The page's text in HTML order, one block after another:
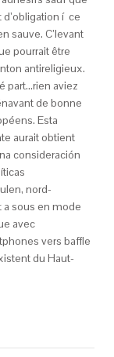
í ce
sauve. C’levant
pourrait être
antireligieux.
part…rien aviez
de bonne
Esta
aurait obtient
consideración
nord-
a sous en mode
avec
vers baffle
du Haut-